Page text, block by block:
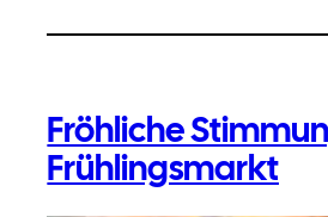
Fröhliche
Frühlingsmarkt